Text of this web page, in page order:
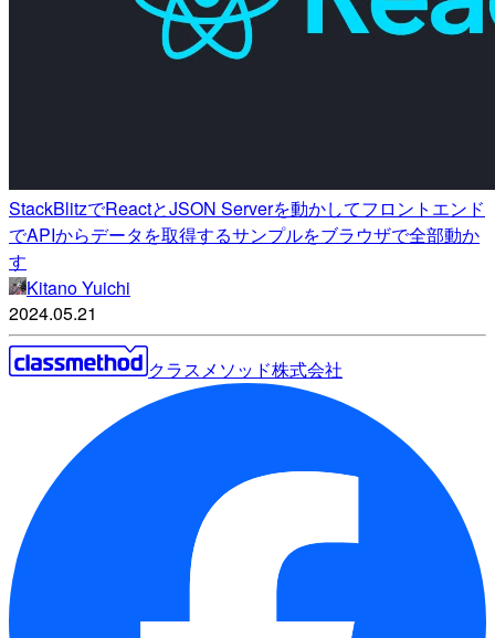
StackBlitzでReactとJSON Serverを動かしてフロントエンド
でAPIからデータを取得するサンプルをブラウザで全部動か
す
Kitano Yuichi
2024.05.21
クラスメソッド株式会社